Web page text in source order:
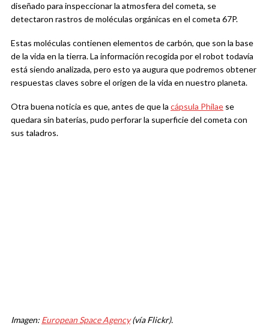
diseñado para inspeccionar la atmosfera del cometa, se
detectaron rastros de moléculas orgánicas en el cometa 67P.
Estas moléculas contienen elementos de carbón, que son la base
de la vida en la tierra. La información recogida por el robot todavía
está siendo analizada, pero esto ya augura que podremos obtener
respuestas claves sobre el origen de la vida en nuestro planeta.
Otra buena noticia es que, antes de que la cápsula Philae se
quedara sin baterías, pudo perforar la superficie del cometa con
sus taladros.
Imagen: European Space Agency(vía Flickr).